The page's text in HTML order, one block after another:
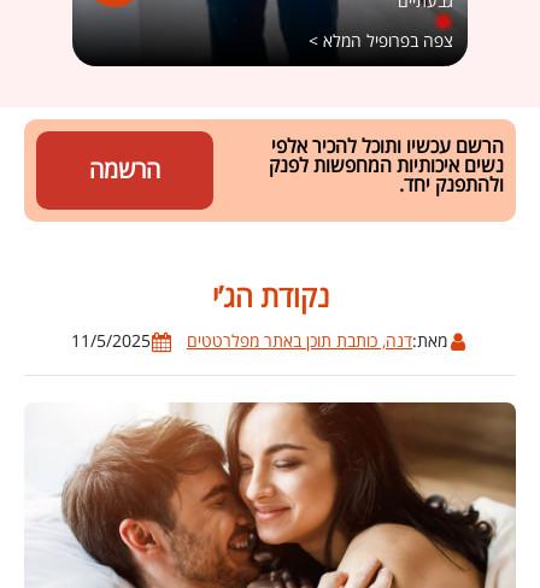
צפה בפרופיל המלא >
הרשמה
הרשם עכשיו ותוכל להכיר אלפי
נשים איכותיות המחפשות לפנק
ולהתפנק יחד.
נקודת הג’י
מאת:דנה, כותבת תוכן באתר מפלרטטים 11/5/2025